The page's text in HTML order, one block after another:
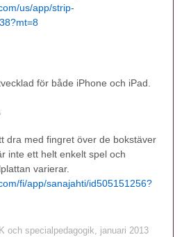
us/app/strip-
för både iPhone och iPad.
dra med fingret över de bokstäver
inte ett helt enkelt spel och
varierar.
fi/app/sanajahti/id505151256?
och specialpedagogik, januari 2013